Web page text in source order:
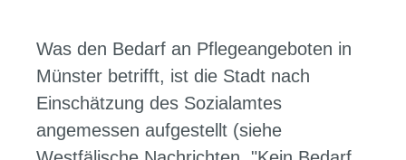
Was den Bedarf an Pflegeangeboten in
Münster betrifft, ist die Stadt nach
Einschätzung des Sozialamtes
angemessen aufgestellt (siehe